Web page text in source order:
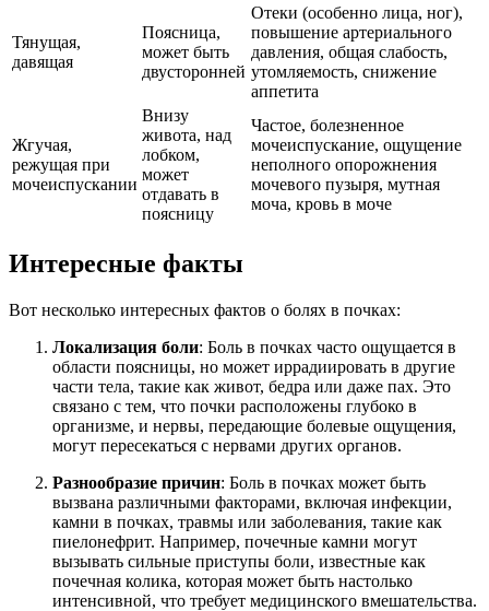
Тянущая,
давящая
Поясница,
может быть
двусторонней
Отеки (особенно лица, ног),
повышение артериального
давления, общая слабость,
утомляемость, снижение
аппетита
Жгучая,
режущая при
мочеиспускании
Внизу
живота, над
лобком,
может
отдавать в
поясницу
Частое, болезненное
мочеиспускание, ощущение
неполного опорожнения
мочевого пузыря, мутная
моча, кровь в моче
Интересные факты
Вот несколько интересных фактов о болях в почках:
Локализация боли: Боль в почках часто ощущается в
области поясницы, но может иррадиировать в другие
части тела, такие как живот, бедра или даже пах. Это
связано с тем, что почки расположены глубоко в
организме, и нервы, передающие болевые ощущения,
могут пересекаться с нервами других органов.
Разнообразие причин: Боль в почках может быть
вызвана различными факторами, включая инфекции,
камни в почках, травмы или заболевания, такие как
пиелонефрит. Например, почечные камни могут
вызывать сильные приступы боли, известные как
почечная колика, которая может быть настолько
интенсивной, что требует медицинского вмешательства.